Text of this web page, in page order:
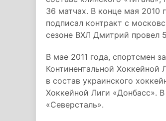
36 матчах. В конце мая 2010
подписал контракт с
сезоне ВХЛ Дмитрий провел
В мае 2011 года, спортсмен
Континентальной Хоккейной
в состав украинского
Хоккейной Лиги «Донбасс».
«Северсталь».